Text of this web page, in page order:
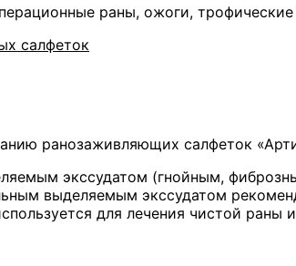
раны, ожоги,
салфеток
ранозаживляющих салфеток
экссудатом (гнойным,
выделяемым экссудатом
для лечения чистой